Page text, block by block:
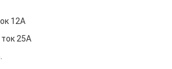
12А
25А